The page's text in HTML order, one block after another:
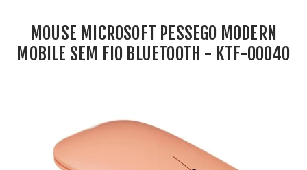
Bluetooth - Ktf-00040
MOUSE MICROSOFT PESSEGO MODERN
MOBILE SEM FIO BLUETOOTH - KTF-00040